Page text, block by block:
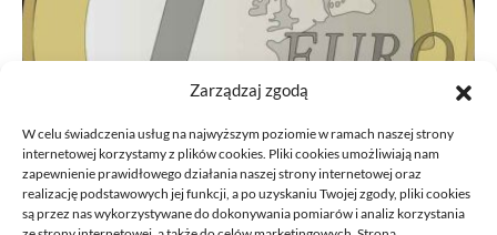
Zarządzaj zgodą
W celu świadczenia usług na najwyższym poziomie w ramach naszej strony
internetowej korzystamy z plików cookies. Pliki cookies umożliwiają nam
zapewnienie prawidłowego działania naszej strony internetowej oraz
realizację podstawowych jej funkcji, a po uzyskaniu Twojej zgody, pliki cookies
są przez nas wykorzystywane do dokonywania pomiarów i analiz korzystania